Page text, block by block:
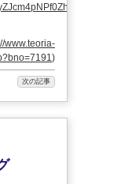
www.teoria-
)
次の記事